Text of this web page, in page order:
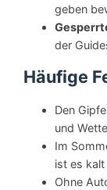
geben
der
Häufige
Den
und
Im
ist es
Ohne